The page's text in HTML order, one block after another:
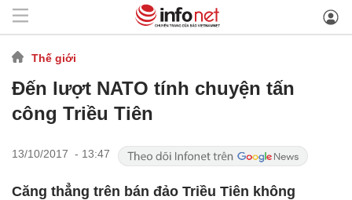
Thế giới
Đến lượt NATO tính chuyện tấn
công Triều Tiên
13/10/2017 - 13:47
Căng thẳng trên bán đảo Triều Tiên không